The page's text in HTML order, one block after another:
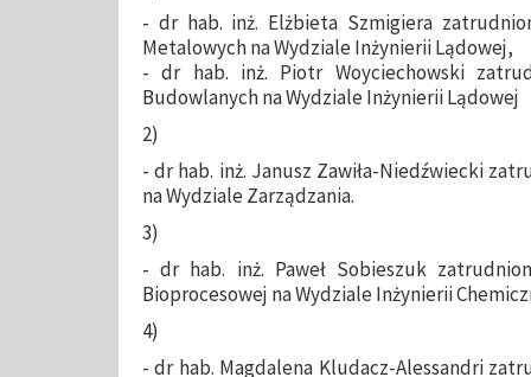
- dr hab. inż. Elżbieta Szmigiera
Metalowych na Wydziale Inżynierii Lądowej,
- dr hab. inż. Piotr Woyciechowski
Budowlanych na Wydziale Inżynierii Lądowej
2)
- dr hab. inż. Janusz Zawiła-Niedźwiecki
na Wydziale Zarządzania.
3)
- dr hab. inż. Paweł Sobieszuk
Bioprocesowej na Wydziale Inżynierii
4)
- dr hab. Magdalena Kludacz-Alessandri